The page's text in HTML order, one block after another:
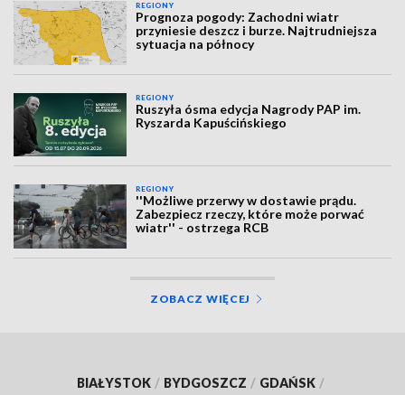
REGIONY
Prognoza pogody: Zachodni wiatr
przyniesie deszcz i burze. Najtrudniejsza
sytuacja na północy
REGIONY
Ruszyła ósma edycja Nagrody PAP im.
Ryszarda Kapuścińskiego
REGIONY
''Możliwe przerwy w dostawie prądu.
Zabezpiecz rzeczy, które może porwać
wiatr'' - ostrzega RCB
ZOBACZ WIĘCEJ
BIAŁYSTOK / BYDGOSZCZ / GDAŃSK /